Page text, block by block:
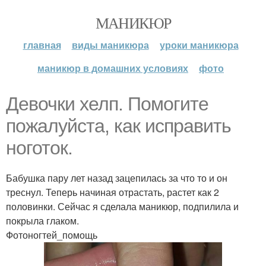
МАНИКЮР
главная виды маникюра
уроки маникюра
маникюр в домашних условиях
фото
Девочки хелп. Помогите
пожалуйста, как исправить
ноготок.
Бабушка пару лет назад зацепилась за что то и он
треснул. Теперь начиная отрастать, растет как 2
половинки. Сейчас я сделала маникюр, подпилила и
покрыла глаком.
Фотоногтей_помощь